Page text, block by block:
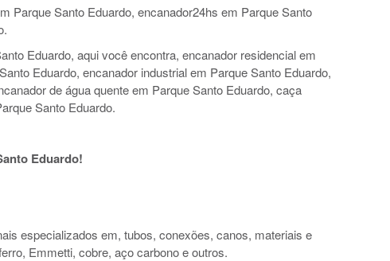
Parque Santo Eduardo, encanador24hs em Parque Santo
Eduardo, aqui você encontra, encanador residencial em
Eduardo, encanador industrial em Parque Santo Eduardo,
de água quente em Parque Santo Eduardo, caça
Santo Eduardo.
Eduardo!
especializados em, tubos, conexões, canos, materiais e
Emmetti, cobre, aço carbono e outros.